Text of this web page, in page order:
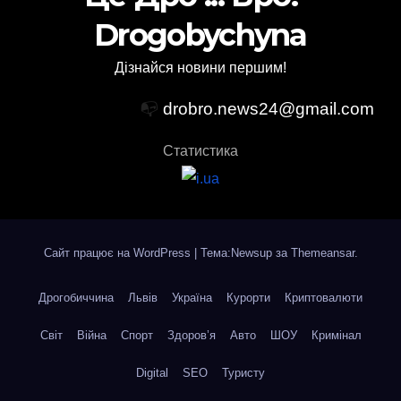
Drogobychyna
Дізнайся новини першим!
📭 drobro.news24@gmail.com
Статистика
Сайт працює на WordPress Тема:Newsup за Themeansar.
Дрогобиччина Львів Україна Курорти Криптовалюти
Світ Війна Спорт Здоров’я Авто ШОУ Кримінал
Digital SEO Туристу